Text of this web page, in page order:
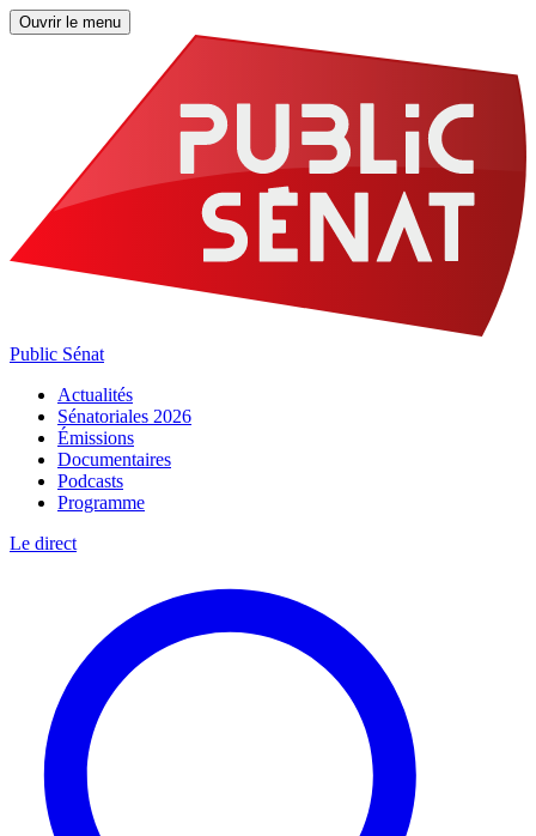
Ouvrir le menu
Public Sénat
Actualités
Sénatoriales 2026
Émissions
Documentaires
Podcasts
Programme
Le direct